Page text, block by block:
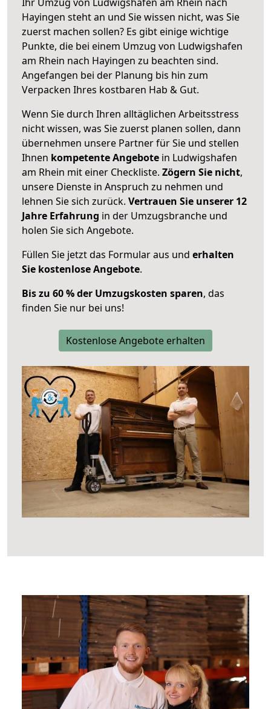
Hayingen steht an und Sie wissen nicht, was Sie
zuerst machen sollen? Es gibt einige wichtige
Punkte, die bei einem Umzug von Ludwigshafen
am Rhein nach Hayingen zu beachten sind.
Angefangen bei der Planung bis hin zum
Verpacken Ihres kostbaren Hab & Gut.
Wenn Sie durch Ihren alltäglichen Arbeitsstress
nicht wissen, was Sie zuerst planen sollen, dann
übernehmen unsere Partner für Sie und stellen
Ihnen kompetente Angebote in Ludwigshafen
am Rhein mit einer Checkliste. Zögern Sie nicht,
unsere Dienste in Anspruch zu nehmen und
lehnen Sie sich zurück. Vertrauen Sie unserer 12
Jahre Erfahrung in der Umzugsbranche und
holen Sie sich Angebote.
Füllen Sie jetzt das Formular aus und erhalten
Sie kostenlose Angebote.
Bis zu 60 % der Umzugskosten sparen, das
finden Sie nur bei uns!
Kostenlose Angebote erhalten